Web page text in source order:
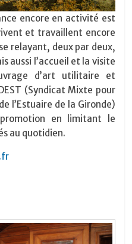
encore en activité est
et travaillent encore
relayant, deux par deux,
aussi l’accueil et la visite
d’art utilitaire et
(Syndicat Mixte pour
l’Estuaire de la Gironde)
en limitant le
au quotidien.